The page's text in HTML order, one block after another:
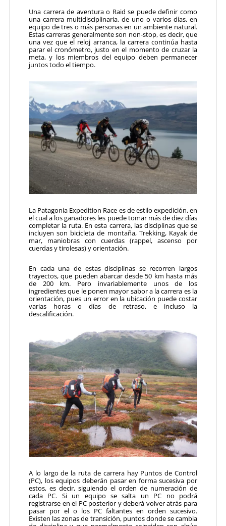
Una carrera de aventura o Raid se puede definir como
una carrera multidisciplinaria, de uno o varios días, en
equipo de tres o más personas en un ambiente natural.
Estas carreras generalmente son non-stop, es decir, que
una vez que el reloj arranca, la carrera continúa hasta
parar el cronómetro, justo en el momento de cruzar la
meta, y los miembros del equipo deben permanecer
juntos todo el tiempo.
La Patagonia Expedition Race es de estilo expedición, en
el cual a los ganadores les puede tomar más de diez días
completar la ruta. En esta carrera, las disciplinas que se
incluyen son bici­cleta de montaña, Trekking, Kayak de
mar, maniobras con cuerdas (rappel, ascenso por
cuerdas y tirolesas) y orien­tación.
En cada una de estas disciplinas se recorren largos
trayec­tos, que pueden abarcar desde 50 km hasta más
de 200 km. Pero invariablemente unos de los
ingredientes que le ponen mayor sabor a la carrera es la
orientación, pues un error en la ubicación puede costar
varias horas o días de retraso, e incluso la
descalificación.
A lo largo de la ruta de carrera hay Puntos de Control
(PC), los equipos deberán pasar en forma sucesiva por
estos, es decir, siguiendo el orden de numeración de
cada PC. Si un equipo se salta un PC no podrá
registrarse en el PC posterior y deberá volver atrás para
pasar por el o los PC faltantes en orden sucesivo.
Existen las zonas de transición, puntos donde se cambia